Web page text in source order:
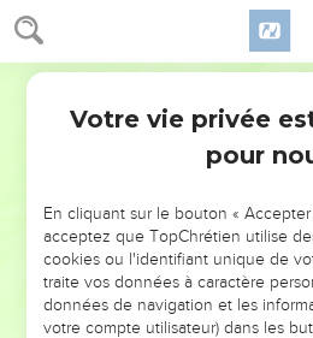
NE MANQUEZ PAS
DE
ET SI LEURS ERREURS
VOTRES ?
Votre vie privée
pour
En cliquant sur le bouton «
acceptez que TopChrétien utilise
cookies ou l'identifiant unique de
traite vos données à caractère
données de navigation et les
votre compte utilisateur) dans les